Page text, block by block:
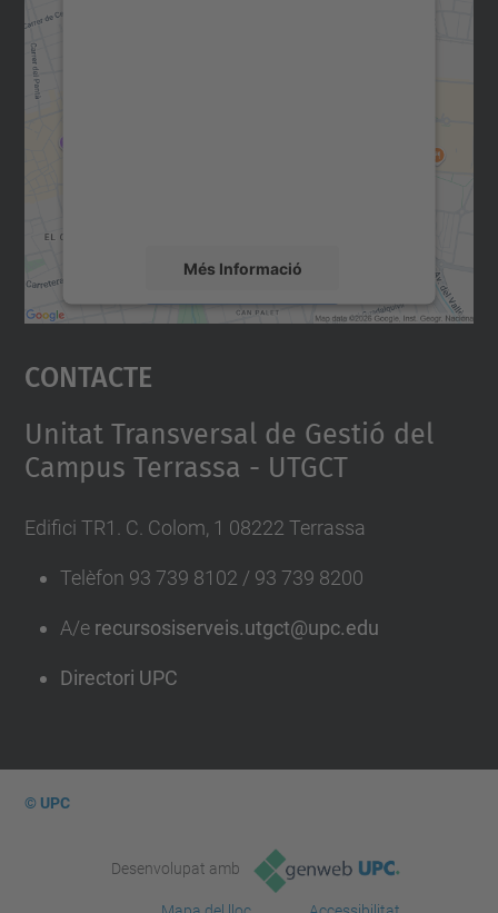
Més Informació
Accepta
powered by
Contacte
Unitat Transversal de Gestió del
Campus Terrassa - UTGCT
Edifici TR1. C. Colom, 1 08222 Terrassa
Telèfon 93 739 8102 / 93 739 8200
A/e recursosiserveis.utgct@upc.edu
Directori UPC
© UPC
Desenvolupat amb